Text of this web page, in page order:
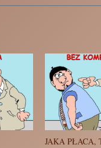
JAKA PŁACA,